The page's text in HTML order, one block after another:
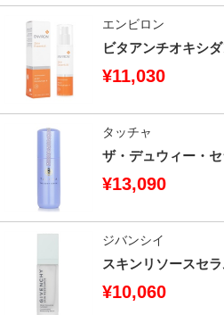
エンビロン
ビタアンチオキシ
¥11,030
タッチャ
ザ・デュウィー・
¥13,090
ジバンシイ
スキンリソースセ
¥10,060